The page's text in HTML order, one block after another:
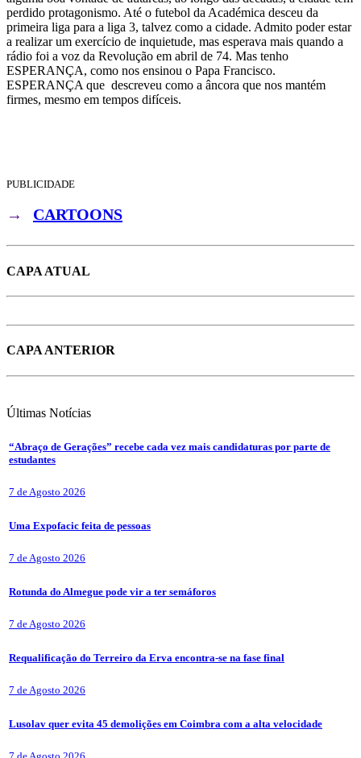
perdido protagonismo. Até o futebol da Académica desceu da
primeira liga para a liga 3, talvez como a cidade. Admito poder estar
a realizar um exercício de inquietude, mas esperava mais quando a
rádio foi a voz da Revolução em abril de 74. Mas tenho
ESPERANÇA, como nos ensinou o Papa Francisco.
ESPERANÇA que descreveu como a âncora que nos mantém
firmes, mesmo em tempos difíceis.
PUBLICIDADE
→ CARTOONS
CAPA ATUAL
CAPA ANTERIOR
Últimas Notícias
“Abraço de Gerações” recebe cada vez mais candidaturas por parte de
estudantes
7 de Agosto 2026
Uma Expofacic feita de pessoas
7 de Agosto 2026
Rotunda do Almegue pode vir a ter semáforos
7 de Agosto 2026
Requalificação do Terreiro da Erva encontra-se na fase final
7 de Agosto 2026
Lusolav quer evita 45 demolições em Coimbra com a alta velocidade